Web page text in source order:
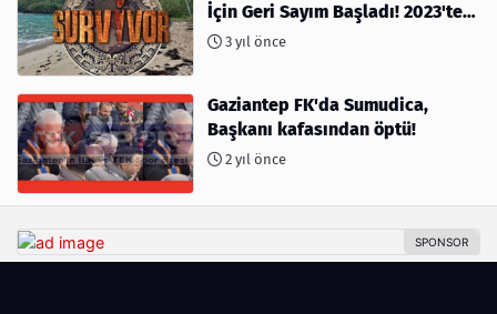
İçin Geri Sayım Başladı! 2023'te
kimler var?
3 yıl önce
Gaziantep FK'da Sumudica,
Başkanı kafasından öptü!
2 yıl önce